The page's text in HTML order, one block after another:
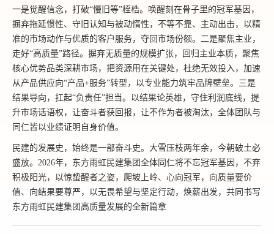
一是觉醒信念，打破“慢旧等”桎梏。唤醒刻在骨子里的冠军基因，
摒弃拖延惯性、守旧认知与被动惰性，不等不靠、主动出击，以精
准的市场动作与优质的客户服务，夺回市场份额。二是聚焦主业，
走好“高质量”路径。摒弃无质量的规模扩张，回归主业本质，聚焦
核心优势品类深耕市场，把资源用在关键处，杜绝无效投入，加速
从产品供应向“产品+服务”转型，以专业能力筑牢品牌壁垒。三是
结果导向，扛起“负责任”担当。以结果论英雄，守住利润底线，提
升市场话语权，让奋斗者获回报，让不作为者被淘汰，全体团队与
同仁皆以业绩证明自身价值。
民建的发展史，始终是一部奋斗史。大雪压枝两年余，今朝破土必
盛放。2026年，东方雨虹民建集团全体同仁将不忘冠军基因，不弃
积极阳光，以惊蛰醒者之姿，爬坡上岭、心向冠军，向质量要价
值、向结果要尊严，以无畏希望与坚定行动，焕薪出发，共同书写
东方雨虹民建集团高质量发展的全新篇章